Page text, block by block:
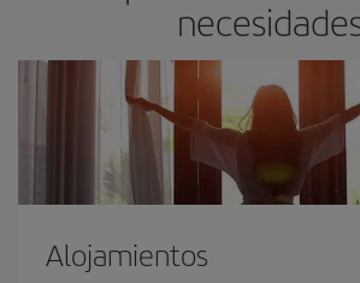
Alojamientos